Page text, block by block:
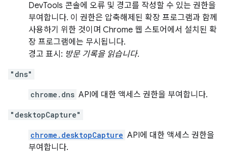
DevTools 콘솔에 오류 및 경고를 작성할 수 있는 권한을
부여합니다. 이 권한은 압축해제된 확장 프로그램과 함께
사용하기 위한 것이며 Chrome 웹 스토어에서 설치된 확
장 프로그램에는 무시됩니다.
경고 표시: 방문 기록을 읽습니다.
"dns"
chrome.dns API에 대한 액세스 권한을 부여합니다.
"desktopCapture"
chrome.desktopCapture API에 대한 액세스 권한을
부여합니다.